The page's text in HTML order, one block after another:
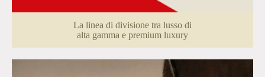
La linea di divisione tra lusso di
alta gamma e premium luxury